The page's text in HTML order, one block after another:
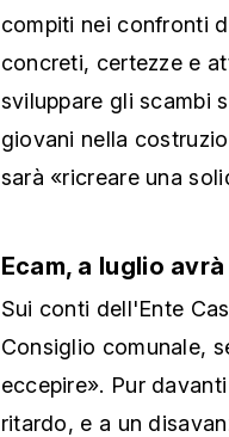
compiti nei confronti
concreti, certezze e
sviluppare gli scambi
giovani nella
sarà «ricreare una
Ecam, a luglio
Sui conti dell'Ente
Consiglio comunale,
eccepire». Pur
ritardo, e a un